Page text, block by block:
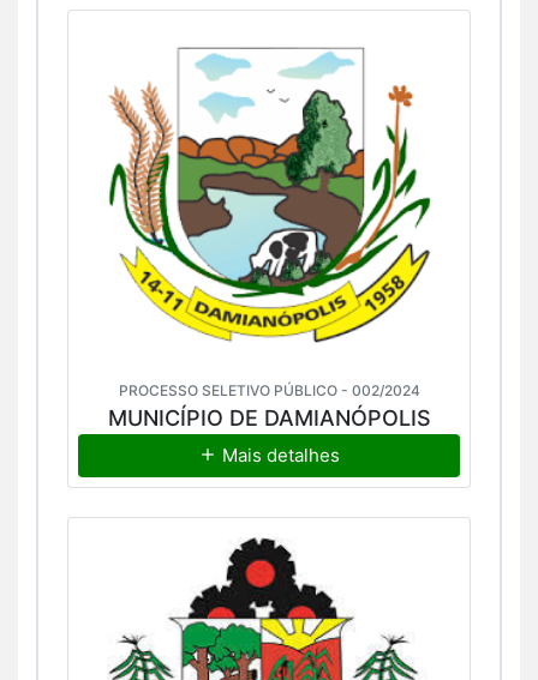
PROCESSO SELETIVO PÚBLICO - 002/2024
MUNICÍPIO DE DAMIANÓPOLIS
Mais detalhes